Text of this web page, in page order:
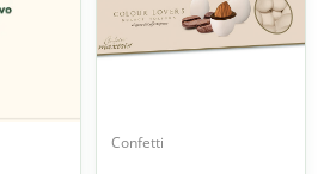
Confetti